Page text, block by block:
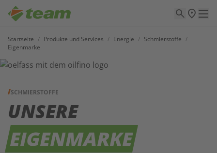
Startseite / Produkte und Services / Energie / Schmierstoffe /
Eigenmarke
SCHMIERSTOFFE
UNSERE
EIGENMARKE